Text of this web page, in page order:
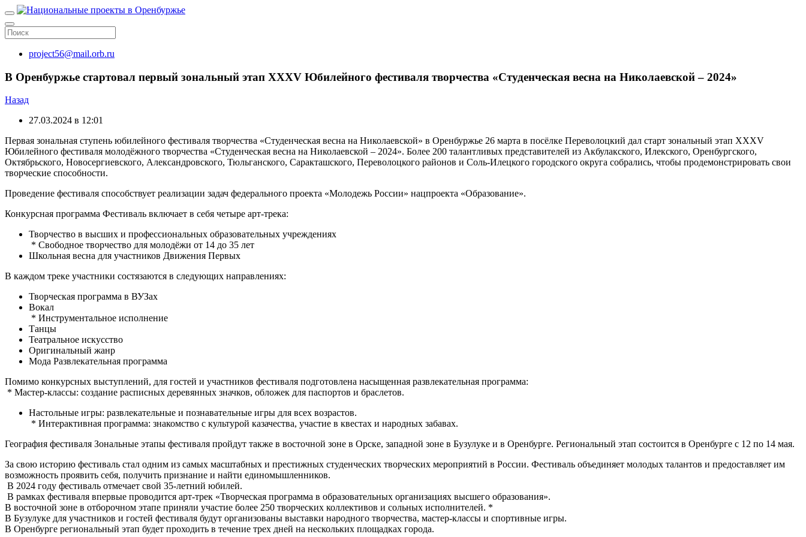
project56@mail.orb.ru
В Оренбуржье стартовал первый зональный этап XXXV Юбилейного фестиваля творчества «Студенческая весна на Николаевской – 2024»
Назад
27.03.2024 в 12:01
Первая зональная ступень юбилейного фестиваля творчества «Студенческая весна на Николаевской» в Оренбуржье 26 марта в посёлке Переволоцкий дал старт зональный этап XXXV
Юбилейного фестиваля молодёжного творчества «Студенческая весна на Николаевской – 2024». Более 200 талантливых представителей из Акбулакского, Илекского, Оренбургского,
Октябрьского, Новосергиевского, Александровского, Тюльганского, Саракташского, Переволоцкого районов и Соль-Илецкого городского округа собрались, чтобы продемонстрировать свои
творческие способности.
Проведение фестиваля способствует реализации задач федерального проекта «Молодежь России» нацпроекта «Образование».
Конкурсная программа Фестиваль включает в себя четыре арт-трека:
Творчество в высших и профессиональных образовательных учреждениях
* Свободное творчество для молодёжи от 14 до 35 лет
Школьная весна для участников Движения Первых
В каждом треке участники состязаются в следующих направлениях:
Творческая программа в ВУЗах
Вокал
* Инструментальное исполнение
Танцы
Театральное искусство
Оригинальный жанр
Мода Развлекательная программа
Помимо конкурсных выступлений, для гостей и участников фестиваля подготовлена насыщенная развлекательная программа:
* Мастер-классы: создание расписных деревянных значков, обложек для паспортов и браслетов.
Настольные игры: развлекательные и познавательные игры для всех возрастов.
* Интерактивная программа: знакомство с культурой казачества, участие в квестах и народных забавах.
География фестиваля Зональные этапы фестиваля пройдут также в восточной зоне в Орске, западной зоне в Бузулуке и в Оренбурге. Региональный этап состоится в Оренбурге с 12 по 14 мая.
За свою историю фестиваль стал одним из самых масштабных и престижных студенческих творческих мероприятий в России. Фестиваль объединяет молодых талантов и предоставляет им
возможность проявить себя, получить признание и найти единомышленников.
В 2024 году фестиваль отмечает свой 35-летний юбилей.
В рамках фестиваля впервые проводится арт-трек «Творческая программа в образовательных организациях высшего образования».
В восточной зоне в отборочном этапе приняли участие более 250 творческих коллективов и сольных исполнителей. *
В Бузулуке для участников и гостей фестиваля будут организованы выставки народного творчества, мастер-классы и спортивные игры.
В Оренбурге региональный этап будет проходить в течение трех дней на нескольких площадках города.